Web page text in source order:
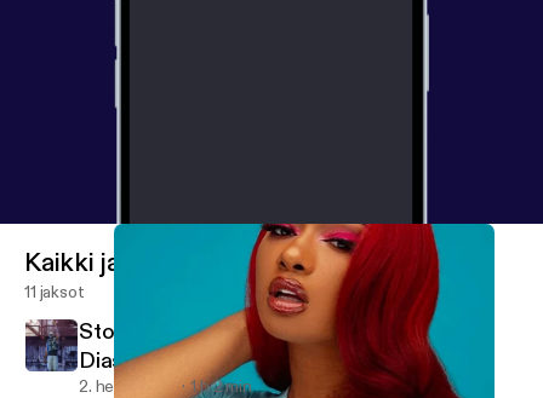
Kaikki jaksot
11 jaksot
Stormzy at Glastonbury 2019, Goldlink's
Diaspora + more
2. heinä 2019 1 h 2 min